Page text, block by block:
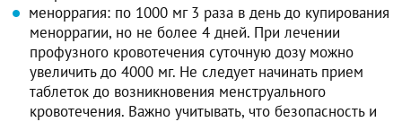
меноррагия: по 1000 мг 3 раза в день до купирования
меноррагии, но не более 4 дней. При лечении
профузного кровотечения суточную дозу можно
увеличить до 4000 мг. Не следует начинать прием
таблеток до возникновения менструального
кровотечения. Важно учитывать, что безопасность и